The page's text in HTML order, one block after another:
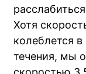
Хотя
колеблется
течения, мы